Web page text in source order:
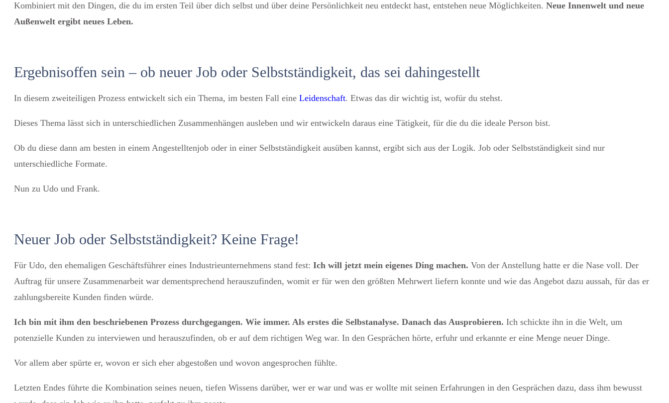
Kombiniert mit den Dingen, die du im ersten Teil über dich selbst und über deine Persönlichkeit neu entdeckt hast, entstehen neue Möglichkeiten. Neue Innenwelt und neue
Außenwelt ergibt neues Leben.
Ergebnisoffen sein – ob neuer Job oder Selbstständigkeit, das sei dahingestellt
In diesem zweiteiligen Prozess entwickelt sich ein Thema, im besten Fall eine Leidenschaft. Etwas das dir wichtig ist, wofür du stehst.
Dieses Thema lässt sich in unterschiedlichen Zusammenhängen ausleben und wir entwickeln daraus eine Tätigkeit, für die du die ideale Person bist.
Ob du diese dann am besten in einem Angestelltenjob oder in einer Selbstständigkeit ausüben kannst, ergibt sich aus der Logik. Job oder Selbstständigkeit sind nur
unterschiedliche Formate.
Nun zu Udo und Frank.
Neuer Job oder Selbstständigkeit? Keine Frage!
Für Udo, den ehemaligen Geschäftsführer eines Industrieunternehmens stand fest: Ich will jetzt mein eigenes Ding machen. Von der Anstellung hatte er die Nase voll. Der
Auftrag für unsere Zusammenarbeit war dementsprechend herauszufinden, womit er für wen den größten Mehrwert liefern konnte und wie das Angebot dazu aussah, für das er
zahlungsbereite Kunden finden würde.
Ich bin mit ihm den beschriebenen Prozess durchgegangen. Wie immer. Als erstes die Selbstanalyse. Danach das Ausprobieren. Ich schickte ihn in die Welt, um
potenzielle Kunden zu interviewen und herauszufinden, ob er auf dem richtigen Weg war. In den Gesprächen hörte, erfuhr und erkannte er eine Menge neuer Dinge.
Vor allem aber spürte er, wovon er sich eher abgestoßen und wovon angesprochen fühlte.
Letzten Endes führte die Kombination seines neuen, tiefen Wissens darüber, wer er war und was er wollte mit seinen Erfahrungen in den Gesprächen dazu, dass ihm bewusst